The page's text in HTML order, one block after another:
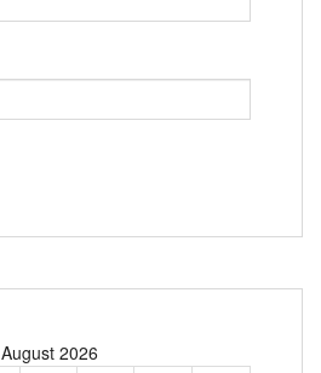
August 2026